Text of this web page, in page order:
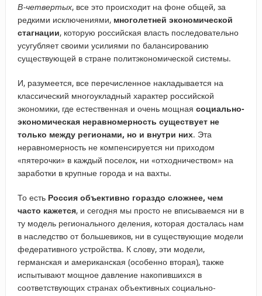
В-четвертых, все это происходит на фоне общей, за
редкими исключениями, многолетней экономической
стагнации, которую российская власть последовательно
усугубляет своими усилиями по балансированию
существующей в стране политэкономической системы.
И, разумеется, все перечисленное накладывается на
классический многоукладный характер российской
экономики, где естественная и очень мощная социально-
экономическая неравномерность существует не
только между регионами, но и внутри них. Эта
неравномерность не компенсируется ни приходом
«пятерочки» в каждый поселок, ни «отходничеством» на
заработки в крупные города и на вахты.
То есть Россия объективно гораздо сложнее, чем
часто кажется, и сегодня мы просто не вписываемся ни в
ту модель регионального деления, которая досталась нам
в наследство от большевиков, ни в существующие модели
федеративного устройства. К слову, эти модели,
германская и американская (особенно вторая), также
испытывают мощное давление накопившихся в
соответствующих странах объективных социально-